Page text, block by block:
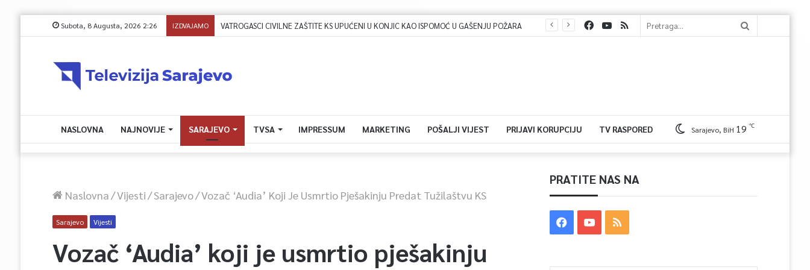
Subota, 8 Augusta, 2026 2:26 IZDVAJAMO VATROGASCI CIVILNE ZAŠTITE KS UPUĆENI U KONJIC KAO ISPOMOĆ U GAŠENJU POŽARA
NASLOVNA NAJNOVIJE SARAJEVO TVSA IMPRESSUM MARKETING POŠALJI VIJEST PRIJAVI KORUPCIJU TV RASPORED Sarajevo, BiH 19 ℃
Naslovna/Vijesti/Sarajevo/Vozač ‘Audia’ Koji Je Usmrtio Pješakinju Predat Tužilaštvu KS
Sarajevo Vijesti
Vozač ‘Audia’ koji je usmrtio pješakinju
PRATITE NAS NA